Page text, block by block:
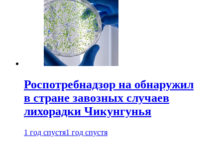
Роспотребнадзор на обнаружил
в стране завозных случаев
лихорадки Чикунгунья
1 год спустя1 год спустя